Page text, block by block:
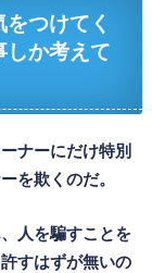
つけてく
しか考えて
ナーにだけ特別
を欺くのだ。
人を騙すことを
すはずが無いの